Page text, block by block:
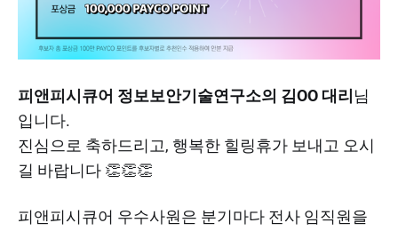
피앤피시큐어 정보보안기술연구소의 김OO 대리 님
입니다.
진심으로 축하드리고, 행복한 힐링휴가 보내고 오시
길 바랍니다 👏👏👏​
피앤피시큐어 우수사원은 분기마다 전사 임직원을